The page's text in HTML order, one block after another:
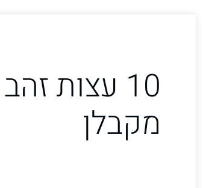
10 עצות
מקבלן